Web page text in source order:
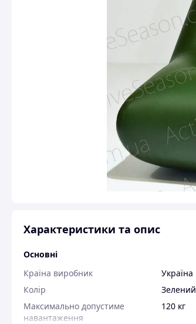
Характеристики та опис
Основні
Країна виробник
Україна
Колір
Зелений
Максимально допустиме
навантаження
120 кг